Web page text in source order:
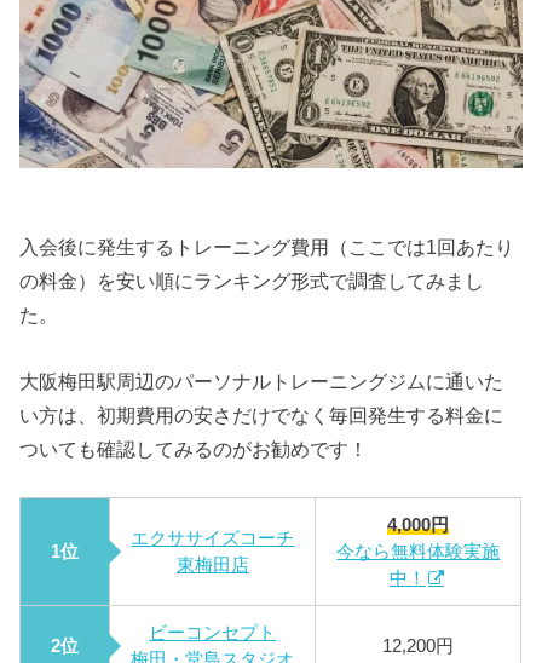
入会後に発生するトレーニング費用（ここでは1回あたり
の料金）を安い順にランキング形式で調査してみまし
た。
大阪梅田駅周辺のパーソナルトレーニングジムに通いた
い方は、初期費用の安さだけでなく毎回発生する料金に
ついても確認してみるのがお勧めです！
1位
エクササイズコーチ
東梅田店
4,000円
今なら無料体験実施
中！
2位
ビーコンセプト
12,200円